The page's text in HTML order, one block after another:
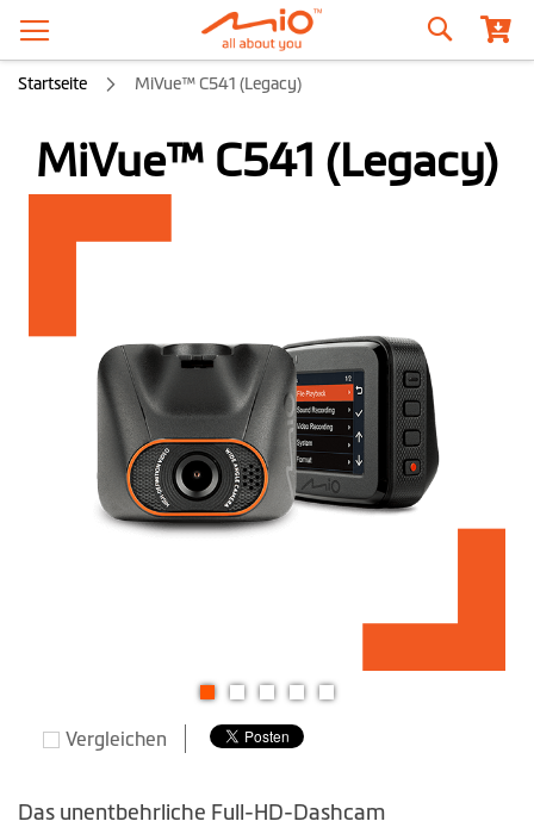
Suche
Startseite MiVue™ C541 (Legacy)
MiVue™ C541 (Legacy)
Anfang
Bildgalerie
Vergleichen
Das unentbehrliche Full-HD-Dashcam